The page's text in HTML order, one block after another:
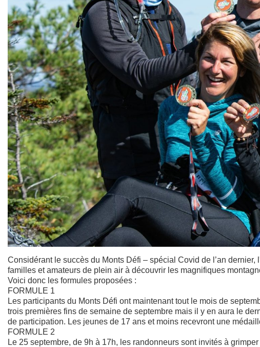
Considérant le succès du Monts Défi – spécial Covid de l’an
familles et amateurs de plein air à découvrir les magnifiques
Voici donc les formules proposées :
FORMULE 1
Les participants du Monts Défi ont maintenant tout le mois de
trois premières fins de semaine de septembre mais il y en aura le
de participation. Les jeunes de 17 ans et moins recevront une
FORMULE 2
Le 25 septembre, de 9h à 17h, les randonneurs sont invités à